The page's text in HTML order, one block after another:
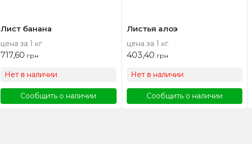
Лист банана
цена за 1 кг
717,60 грн
Нет в наличии
Сообщить о наличии
Листья алоэ
цена за 1 кг
403,40 грн
Нет в наличии
Сообщить о наличии